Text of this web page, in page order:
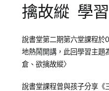
擒故縱 學
Posted
on
2013-
16
Posted
in
兒
教
Tagged
學
習
享
說書堂第二期第六堂課程於
地熱鬧開講，此回學習主題
倉、欲擒故縱〉
說書堂課程曾與孩子分享《